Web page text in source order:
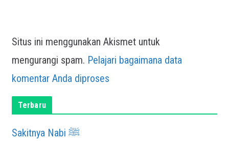
Situs ini menggunakan Akismet untuk
mengurangi spam. Pelajari bagaimana data
komentar Anda diproses
Terbaru
Sakitnya Nabi ﷺ